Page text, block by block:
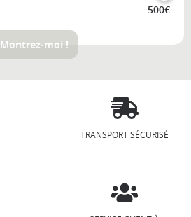
500€
Montrez-moi !
TRANSPORT SÉCURISÉ